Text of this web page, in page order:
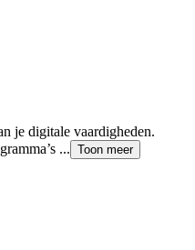
je digitale vaardigheden.
... Toon meer